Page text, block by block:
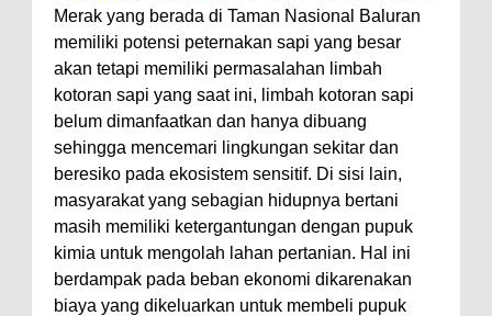
Merak yang berada di Taman Nasional Baluran
memiliki potensi peternakan sapi yang besar
akan tetapi memiliki permasalahan limbah
kotoran sapi yang saat ini, limbah kotoran sapi
belum dimanfaatkan dan hanya dibuang
sehingga mencemari lingkungan sekitar dan
beresiko pada ekosistem sensitif. Di sisi lain,
masyarakat yang sebagian hidupnya bertani
masih memiliki ketergantungan dengan pupuk
kimia untuk mengolah lahan pertanian. Hal ini
berdampak pada beban ekonomi dikarenakan
biaya yang dikeluarkan untuk membeli pupuk